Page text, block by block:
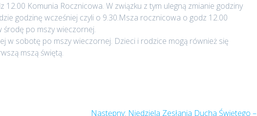
12.00 Komunia Rocznicowa. W związku z tym ulegną zmianie godziny
godzinę wcześniej czyli o 9.30.Msza rocznicowa o godz 12.00
po mszy wieczornej.
w sobotę po mszy wieczornej. Dzieci i rodzice mogą również się
mszą świętą.
Następny: Następny
Niedziela Zesłania Ducha Świętego –